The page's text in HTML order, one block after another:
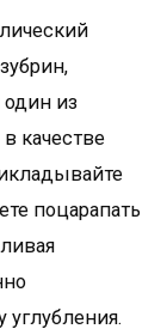
из
качестве
поцарапать
углубления.